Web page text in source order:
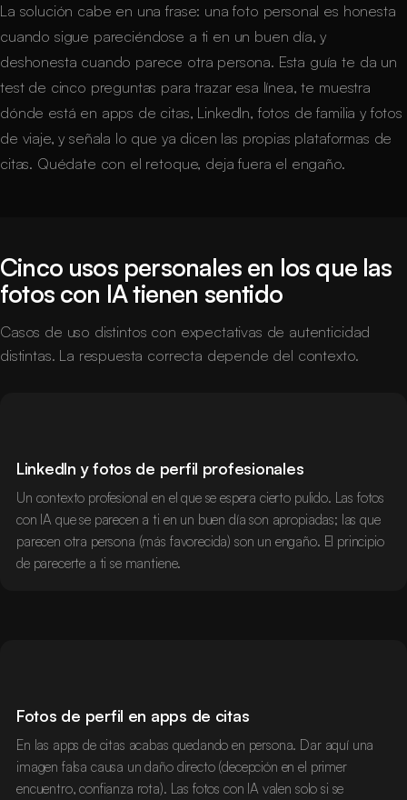
La solución cabe en una frase: una foto personal es honesta
cuando sigue pareciéndose a ti en un buen día, y
deshonesta cuando parece otra persona. Esta guía te da un
test de cinco preguntas para trazar esa línea, te muestra
dónde está en apps de citas, LinkedIn, fotos de familia y fotos
de viaje, y señala lo que ya dicen las propias plataformas de
citas. Quédate con el retoque, deja fuera el engaño.
Cinco usos personales en los que las
fotos con IA tienen sentido
Casos de uso distintos con expectativas de autenticidad
distintas. La respuesta correcta depende del contexto.
LinkedIn y fotos de perfil profesionales
Un contexto profesional en el que se espera cierto pulido. Las fotos
con IA que se parecen a ti en un buen día son apropiadas; las que
parecen otra persona (más favorecida) son un engaño. El principio
de parecerte a ti se mantiene.
Fotos de perfil en apps de citas
En las apps de citas acabas quedando en persona. Dar aquí una
imagen falsa causa un daño directo (decepción en el primer
encuentro, confianza rota). Las fotos con IA valen solo si se